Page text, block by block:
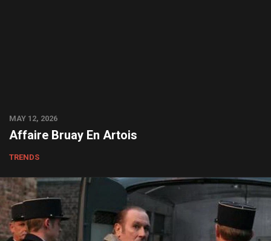
MAY 12, 2026
Affaire Bruay En Artois
TRENDS